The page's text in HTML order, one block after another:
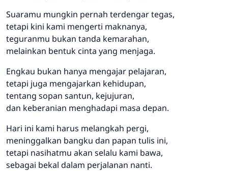
Suaramu mungkin pernah terdengar tegas,
tetapi kini kami mengerti maknanya,
teguranmu bukan tanda kemarahan,
melainkan bentuk cinta yang menjaga.
Engkau bukan hanya mengajar pelajaran,
tetapi juga mengajarkan kehidupan,
tentang sopan santun, kejujuran,
dan keberanian menghadapi masa depan.
Hari ini kami harus melangkah pergi,
meninggalkan bangku dan papan tulis ini,
tetapi nasihatmu akan selalu kami bawa,
sebagai bekal dalam perjalanan nanti.